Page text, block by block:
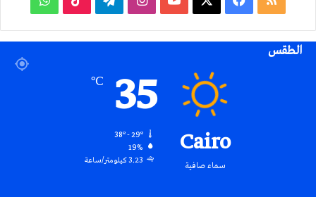
الموقع
الطقس
Cairo
سماء صافية
35
℃
19%
3.23 كيلومتر/ساعة